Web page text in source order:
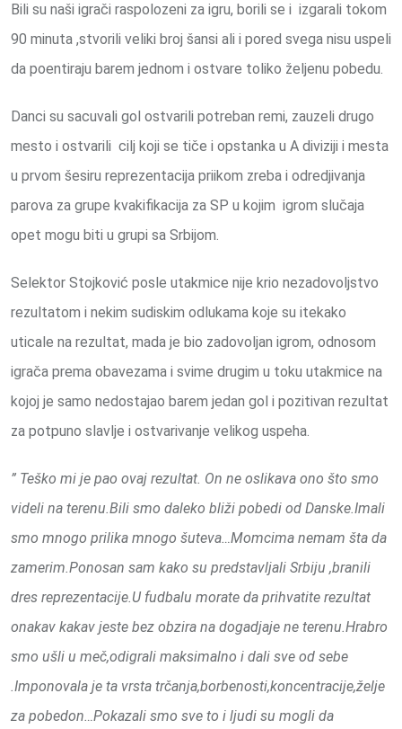
Bili su naši igrači raspolozeni za igru, borili se i izgarali tokom
90 minuta ,stvorili veliki broj šansi ali i pored svega nisu uspeli
da poentiraju barem jednom i ostvare toliko željenu pobedu.
Danci su sacuvali gol ostvarili potreban remi, zauzeli drugo
mesto i ostvarili cilj koji se tiče i opstanka u A diviziji i mesta
u prvom šesiru reprezentacija priikom zreba i odredjivanja
parova za grupe kvakifikacija za SP u kojim igrom slučaja
opet mogu biti u grupi sa Srbijom.
Selektor Stojković posle utakmice nije krio nezadovoljstvo
rezultatom i nekim sudiskim odlukama koje su itekako
uticale na rezultat, mada je bio zadovoljan igrom, odnosom
igrača prema obavezama i svime drugim u toku utakmice na
kojoj je samo nedostajao barem jedan gol i pozitivan rezultat
za potpuno slavlje i ostvarivanje velikog uspeha.
” Teško mi je pao ovaj rezultat. On ne oslikava ono što smo
videli na terenu.Bili smo daleko bliži pobedi od Danske.Imali
smo mnogo prilika mnogo šuteva…Momcima nemam šta da
zamerim.Ponosan sam kako su predstavljali Srbiju ,branili
dres reprezentacije.U fudbalu morate da prihvatite rezultat
onakav kakav jeste bez obzira na dogadjaje ne terenu.Hrabro
smo ušli u meč,odigrali maksimalno i dali sve od sebe
.Imponovala je ta vrsta trčanja,borbenosti,koncentracije,želje
za pobedon…Pokazali smo sve to i ljudi su mogli da